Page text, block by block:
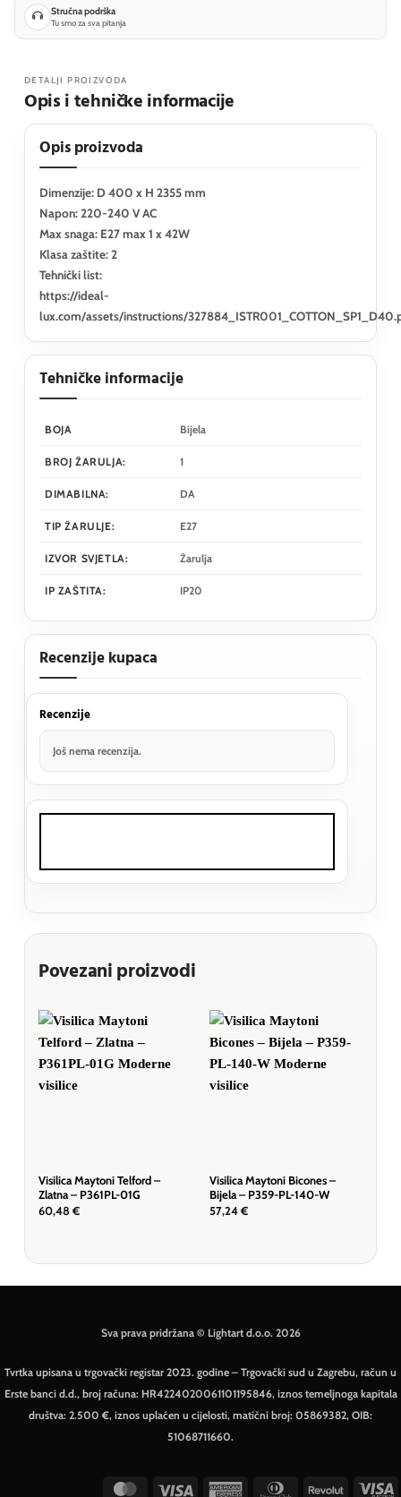
Stručna podrška
Tu smo za sva pitanja
DETALJI PROIZVODA
Opis i tehničke informacije
Opis proizvoda
Dimenzije: D 400 x H 2355 mm
Napon: 220-240 V AC
Max snaga: E27 max 1 x 42W
Klasa zaštite: 2
Tehnički list:
https://ideal-
lux.com/assets/instructions/
Tehničke informacije
BOJA Bijela
BROJ ŽARULJA: 1
DIMABILNA: DA
TIP ŽARULJE: E27
IZVOR SVJETLA: Žarulja
IP ZAŠTITA: IP20
Recenzije kupaca
Recenzije
Još nema recenzija.
Povezani proizvodi
Visilica Maytoni Telford –
Zlatna – P361PL-01G
60,48 €
Visilica Maytoni Bicones –
Bijela – P359-PL-140-W
57,24 €
Sva prava pridržana © Lightart d.o.o. 2026
Tvrtka upisana u trgovački registar 2023. godine – Trgovački sud u Zagrebu, račun u
Erste banci d.d., broj računa: HR4224020061101195846, iznos temeljnoga kapitala
društva: 2.500 €, iznos uplaćen u cijelosti, matični broj: 05869382, OIB:
51068711660.
MasterCardVisa American Dinners Revolut